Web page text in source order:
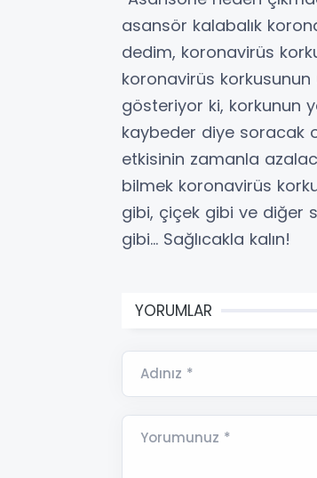
asansör kalabalık
dedim, koronavirüs
koronavirüs korkusunun
gösteriyor ki, korkunun
kaybeder diye soracak
etkisinin zamanla
bilmek koronavirüs
gibi, çiçek gibi ve diğer
gibi… Sağlıcakla kalın!
YORUMLAR
Adınız *
Yorumunuz *